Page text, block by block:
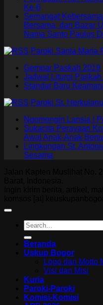
Ke-6
Semangat
Bersama, dan Bazar
Nama Santo Paulus
Paroki Santa Maria
Gempar Paskah 2019
Jadwal Liturgi
Standar Baru
Paroki St.
Ngomongin Lansia |
Sukacita Perayaan
Awal Anak-Anak
Lingkungan St.
Sesama
Beranda
Uskup Bogor
Logo dan Motto
Visi dan Misi
Kuria
Paroki-Paroki
Komisi-Komisi